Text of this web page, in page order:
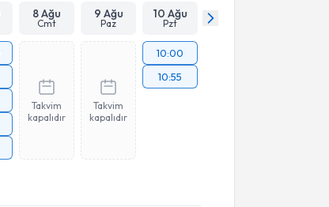
8 Ağu
Cmt
9 Ağu
Paz
10 Ağu
Pzt
Takvim
kapalıdır
Takvim
kapalıdır
10:00
10:55